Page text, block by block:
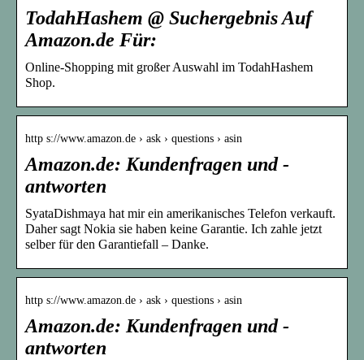
TodahHashem @ Suchergebnis Auf
Amazon.de Für:
Online-Shopping mit großer Auswahl im TodahHashem
Shop.
http s://www.amazon.de › ask › questions › asin
Amazon.de: Kundenfragen und -
antworten
SyataDishmaya hat mir ein amerikanisches Telefon verkauft.
Daher sagt Nokia sie haben keine Garantie. Ich zahle jetzt
selber für den Garantiefall – Danke.
http s://www.amazon.de › ask › questions › asin
Amazon.de: Kundenfragen und -
antworten